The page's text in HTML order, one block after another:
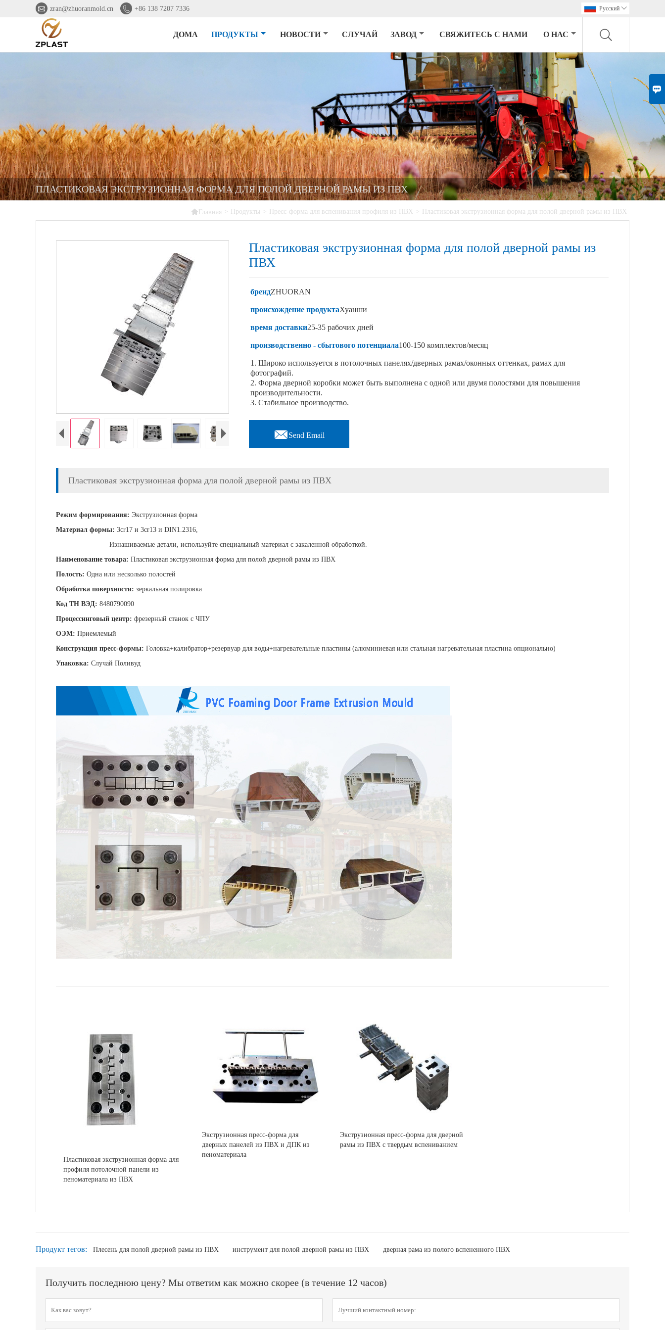

 zran@zhuoranmold.cn  +86 138 7207 7336 Pусский 
ДОМА ПРОДУКТЫ НОВОСТИ СЛУЧАЙ ЗАВОД СВЯЖИТЕСЬ С НАМИ О НАС
ПЛАСТИКОВАЯ ЭКСТРУЗИОННАЯ ФОРМА ДЛЯ ПОЛОЙ ДВЕРНОЙ РАМЫ ИЗ ПВХ
 Главная > Продукты > Пресс-форма для вспенивания профиля из ПВХ > Пластиковая экструзионная форма для полой дверной рамы из ПВХ
Пластиковая экструзионная форма для полой дверной рамы из
ПВХ
брендZHUORAN
происхождение продуктаХуанши
время доставки25-35 рабочих дней
производственно - сбытового потенциала100-150 комплектов/месяц
1. Широко используется в потолочных панелях/дверных рамах/оконных оттенках, рамах для
фотографий.
2. Форма дверной коробки может быть выполнена с одной или двумя полостями для повышения
производительности.
3. Стабильное производство.
Send Email
Пластиковая экструзионная форма для полой дверной рамы из ПВХ
Режим формирования: Экструзионная форма
Материал формы: 3cr17 и 3cr13 и DIN1.2316,
Изнашиваемые детали, используйте специальный материал с закаленной обработкой.
Наименование товара: Пластиковая экструзионная форма для полой дверной рамы из ПВХ
Полость: Одна или несколько полостей
Обработка поверхности: зеркальная полировка
Код ТН ВЭД: 8480790090
Процессинговый центр: фрезерный станок с ЧПУ
ОЭМ: Приемлемый
Конструкция пресс-формы: Головка+калибратор+резервуар для воды+нагревательные пластины (алюминиевая или стальная нагревательная пластина опционально)
Упаковка: Случай Поливуд
Пластиковая экструзионная форма для
профиля потолочной панели из
пеноматериала из ПВХ
Экструзионная пресс-форма для
дверных панелей из ПВХ и ДПК из
пеноматериала
Экструзионная пресс-форма для дверной
рамы из ПВХ с твердым вспениванием
Продукт тегов: Плесень для полой дверной рамы из ПВХ инструмент для полой дверной рамы из ПВХ дверная рама из полого вспененного ПВХ
Получить последнюю цену? Мы ответим как можно скорее (в течение 12 часов)